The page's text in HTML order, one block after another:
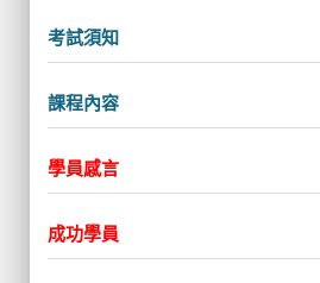
考試須知
課程內容
學員感言
成功學員